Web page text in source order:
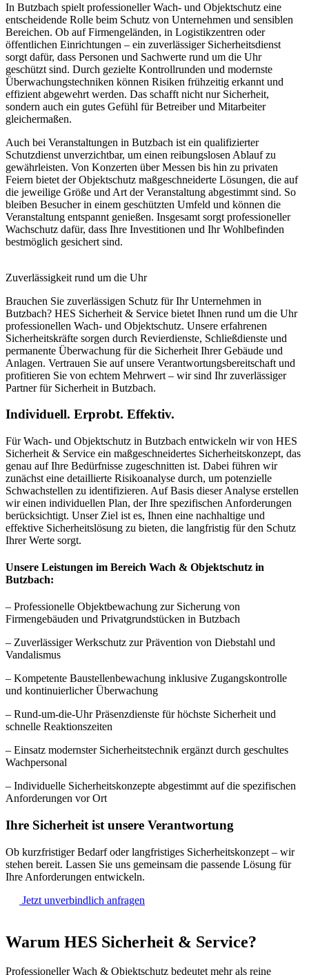
In Butzbach spielt professioneller Wach- und Objektschutz eine
entscheidende Rolle beim Schutz von Unternehmen und sensiblen
Bereichen. Ob auf Firmengeländen, in Logistikzentren oder
öffentlichen Einrichtungen – ein zuverlässiger Sicherheitsdienst
sorgt dafür, dass Personen und Sachwerte rund um die Uhr
geschützt sind. Durch gezielte Kontrollrunden und modernste
Überwachungstechniken können Risiken frühzeitig erkannt und
effizient abgewehrt werden. Das schafft nicht nur Sicherheit,
sondern auch ein gutes Gefühl für Betreiber und Mitarbeiter
gleichermaßen.
Auch bei Veranstaltungen in Butzbach ist ein qualifizierter
Schutzdienst unverzichtbar, um einen reibungslosen Ablauf zu
gewährleisten. Von Konzerten über Messen bis hin zu privaten
Feiern bietet der Objektschutz maßgeschneiderte Lösungen, die auf
die jeweilige Größe und Art der Veranstaltung abgestimmt sind. So
bleiben Besucher in einem geschützten Umfeld und können die
Veranstaltung entspannt genießen. Insgesamt sorgt professioneller
Wachschutz dafür, dass Ihre Investitionen und Ihr Wohlbefinden
bestmöglich gesichert sind.
Zuverlässigkeit rund um die Uhr
Brauchen Sie zuverlässigen Schutz für Ihr Unternehmen in
Butzbach? HES Sicherheit & Service bietet Ihnen rund um die Uhr
professionellen Wach- und Objektschutz. Unsere erfahrenen
Sicherheitskräfte sorgen durch Revierdienste, Schließdienste und
permanente Überwachung für die Sicherheit Ihrer Gebäude und
Anlagen. Vertrauen Sie auf unsere Verantwortungsbereitschaft und
profitieren Sie von echtem Mehrwert – wir sind Ihr zuverlässiger
Partner für Sicherheit in Butzbach.
Individuell. Erprobt. Effektiv.
Für Wach- und Objektschutz in Butzbach entwickeln wir von HES
Sicherheit & Service ein maßgeschneidertes Sicherheitskonzept, das
genau auf Ihre Bedürfnisse zugeschnitten ist. Dabei führen wir
zunächst eine detaillierte Risikoanalyse durch, um potenzielle
Schwachstellen zu identifizieren. Auf Basis dieser Analyse erstellen
wir einen individuellen Plan, der Ihre spezifischen Anforderungen
berücksichtigt. Unser Ziel ist es, Ihnen eine nachhaltige und
effektive Sicherheitslösung zu bieten, die langfristig für den Schutz
Ihrer Werte sorgt.
Unsere Leistungen im Bereich Wach & Objektschutz in
Butzbach:
– Professionelle Objektbewachung zur Sicherung von
Firmengebäuden und Privatgrundstücken in Butzbach
– Zuverlässiger Werkschutz zur Prävention von Diebstahl und
Vandalismus
– Kompetente Baustellenbewachung inklusive Zugangskontrolle
und kontinuierlicher Überwachung
– Rund-um-die-Uhr Präsenzdienste für höchste Sicherheit und
schnelle Reaktionszeiten
– Einsatz modernster Sicherheitstechnik ergänzt durch geschultes
Wachpersonal
– Individuelle Sicherheitskonzepte abgestimmt auf die spezifischen
Anforderungen vor Ort
Ihre Sicherheit ist unsere Verantwortung
Ob kurzfristiger Bedarf oder langfristiges Sicherheitskonzept – wir
stehen bereit. Lassen Sie uns gemeinsam die passende Lösung für
Ihre Anforderungen entwickeln.
Jetzt unverbindlich anfragen
Warum HES Sicherheit & Service?
Professioneller Wach & Objektschutz bedeutet mehr als reine